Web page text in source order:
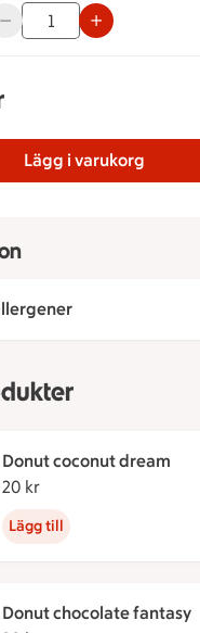
knapparna för
stycken Donut polka, 20
Lägg i varukorg
Donut coconut dream
20 kr
Lägg till
Donut chocolate fantasy